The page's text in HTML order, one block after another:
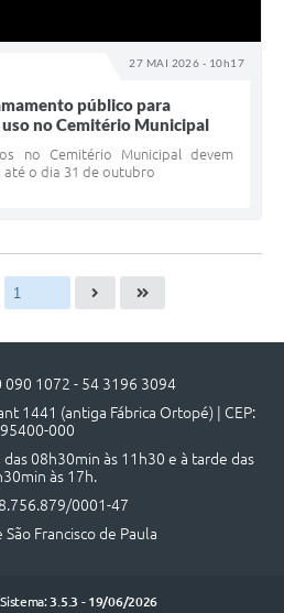
27 MAI 2026 - 10h17
público para
uso no Cemitério Municipal
no Cemitério Municipal devem
o dia 31 de outubro
1072 - 54 3196 3094
1441 (antiga Fábrica Ortopé) | CEP:
95400-000
08h30min às 11h30 e à tarde das
às 17h.
0001-47
Francisco de Paula
3.5.3 - 19/06/2026